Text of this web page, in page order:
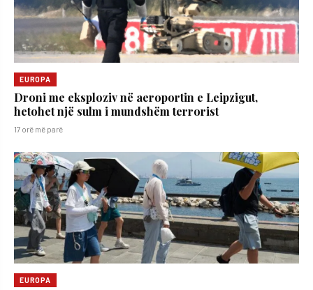
EUROPA
Droni me eksploziv në aeroportin e Leipzigut,
hetohet një sulm i mundshëm terrorist
17 orë më parë
EUROPA